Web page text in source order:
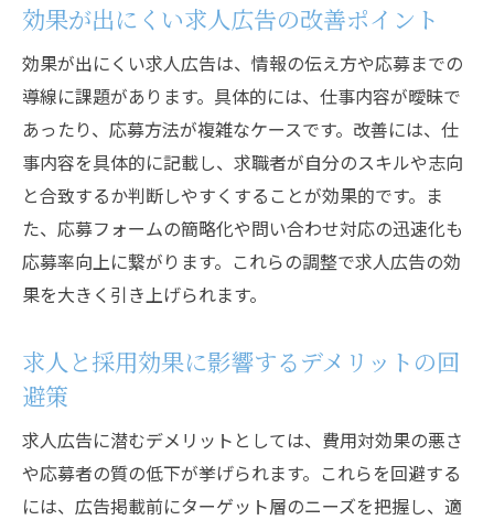
効果が出にくい求人広告の改善ポイント
効果が出にくい求人広告は、情報の伝え方や応募までの
導線に課題があります。具体的には、仕事内容が曖昧で
あったり、応募方法が複雑なケースです。改善には、仕
事内容を具体的に記載し、求職者が自分のスキルや志向
と合致するか判断しやすくすることが効果的です。ま
た、応募フォームの簡略化や問い合わせ対応の迅速化も
応募率向上に繋がります。これらの調整で求人広告の効
果を大きく引き上げられます。
求人と採用効果に影響するデメリットの回
避策
求人広告に潜むデメリットとしては、費用対効果の悪さ
や応募者の質の低下が挙げられます。これらを回避する
には、広告掲載前にターゲット層のニーズを把握し、適